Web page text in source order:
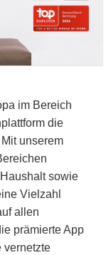
im Bereich
die
unserem
sowie
Vielzahl
allen
prämierte App
vernetzte